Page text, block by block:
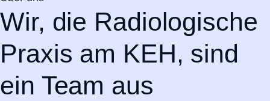
Wir, die Radiologische
Praxis am KEH, sind
ein Team aus